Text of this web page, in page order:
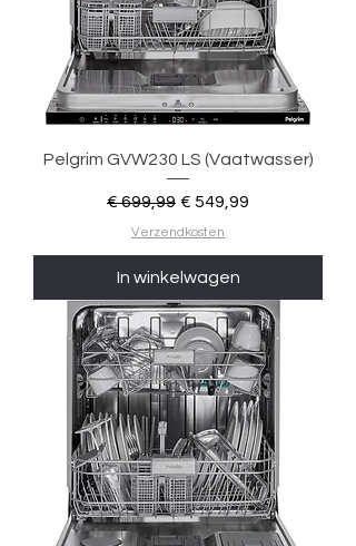
Pelgrim GVW230 LS (Vaatwasser)
Normale prijs
€ 699,99 Verkoopprijs
€ 549,99
Verzendkosten
In winkelwagen